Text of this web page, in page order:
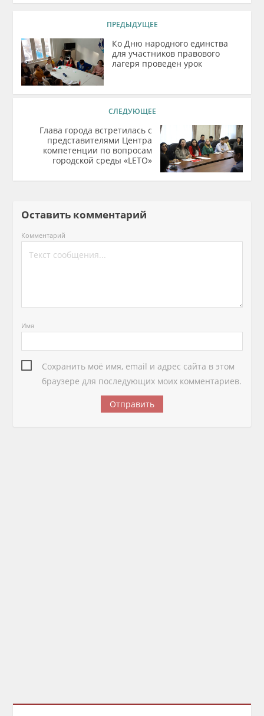
ПРЕДЫДУЩЕЕ
Ко Дню народного единства
для участников правового
лагеря проведен урок
СЛЕДУЮЩЕЕ
Глава города встретилась с
представителями Центра
компетенции по вопросам
городской среды «LETO»
Оставить комментарий
Комментарий
Имя
Сохранить моё имя, email и адрес сайта в этом
браузере для последующих моих комментариев.